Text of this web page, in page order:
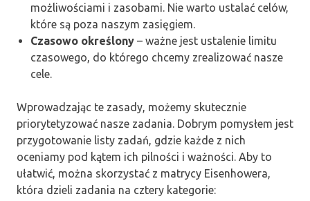
możliwościami i zasobami. Nie warto ustalać celów,
które są poza naszym zasięgiem.
Czasowo określony – ważne jest ustalenie limitu
czasowego, do którego chcemy zrealizować nasze
cele.
Wprowadzając te zasady, możemy skutecznie
priorytetyzować nasze zadania. Dobrym pomysłem jest
przygotowanie listy zadań, gdzie każde z nich
oceniamy pod kątem ich pilności i ważności. Aby to
ułatwić, można skorzystać z matrycy Eisenhowera,
która dzieli zadania na cztery kategorie: